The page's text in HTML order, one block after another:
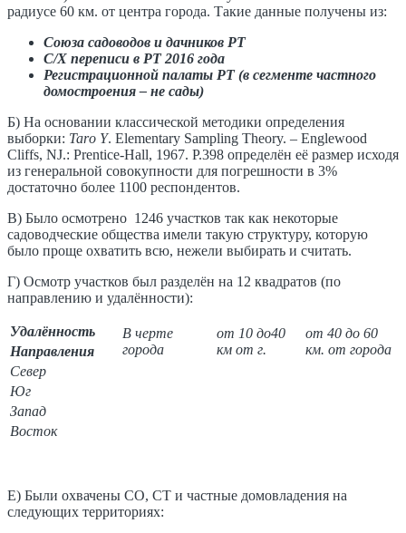
радиусе 60 км. от центра города. Такие данные получены из:
Союза садоводов и дачников РТ
С/Х переписи в РТ 2016 года
Регистрационной палаты РТ (в сегменте частного
домостроения – не сады)
Б) На основании классической методики определения
выборки: Таrо Y. Elementary Sampling Theory. – Englewood
Cliffs, NJ.: Prentice-Hall, 1967. Р.398 определён её размер исходя
из генеральной совокупности для погрешности в 3%
достаточно более 1100 респондентов.
В) Было осмотрено 1246 участков так как некоторые
садоводческие общества имели такую структуру, которую
было проще охватить всю, нежели выбирать и считать.
Г) Осмотр участков был разделён на 12 квадратов (по
направлению и удалённости):
Удалённость
В черте
города
от 10 до40
км от г.
от 40 до 60
км. от города
Направления
Север
Юг
Запад
Восток
Е) Были охвачены СО, СТ и частные домовладения на
следующих территориях: